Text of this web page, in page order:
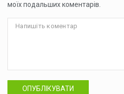
моїх подальших коментарів.
ОПУБЛІКУВАТИ